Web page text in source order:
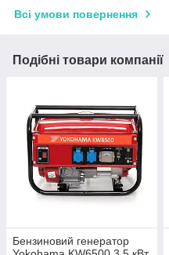
Всі умови повернення
Подібні товари компанії
Бензиновий генератор